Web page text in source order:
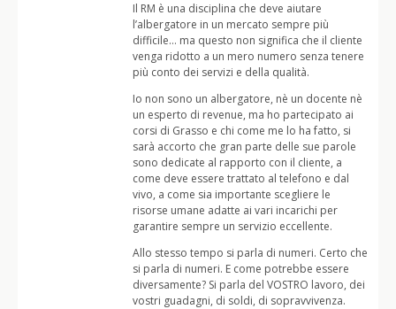
Il RM è una disciplina che deve aiutare
l’albergatore in un mercato sempre più
difficile… ma questo non significa che il cliente
venga ridotto a un mero numero senza tenere
più conto dei servizi e della qualità.
Io non sono un albergatore, nè un docente nè
un esperto di revenue, ma ho partecipato ai
corsi di Grasso e chi come me lo ha fatto, si
sarà accorto che gran parte delle sue parole
sono dedicate al rapporto con il cliente, a
come deve essere trattato al telefono e dal
vivo, a come sia importante scegliere le
risorse umane adatte ai vari incarichi per
garantire sempre un servizio eccellente.
Allo stesso tempo si parla di numeri. Certo che
si parla di numeri. E come potrebbe essere
diversamente? Si parla del VOSTRO lavoro, dei
vostri guadagni, di soldi, di sopravvivenza.